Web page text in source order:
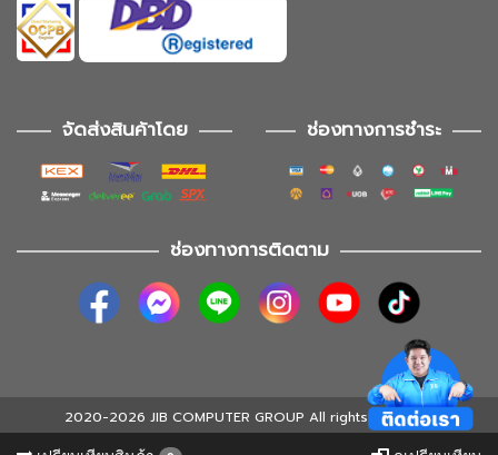
จัดส่งสินค้าโดย ช่องทางการชำระ
ช่องทางการติดตาม
2020-2026 JIB COMPUTER GROUP All rights reserved